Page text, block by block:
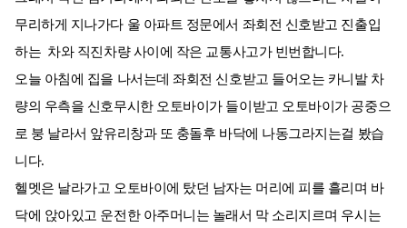
무리하게 지나가다 울 아파트 정문에서 좌회전 신호받고 진출입
하는 차와 직진차량 사이에 작은 교통사고가 빈번합니다.
오늘 아침에 집을 나서는데 좌회전 신호받고 들어오는 카니발 차
량의 우측을 신호무시한 오토바이가 들이받고 오토바이가 공중으
로 붕 날라서 앞유리창과 또 충돌후 바닥에 나동그라지는걸 봤습
니다.
헬멧은 날라가고 오토바이에 탔던 남자는 머리에 피를 흘리며 바
닥에 앉아있고 운전한 아주머니는 놀래서 막 소리지르며 우시는